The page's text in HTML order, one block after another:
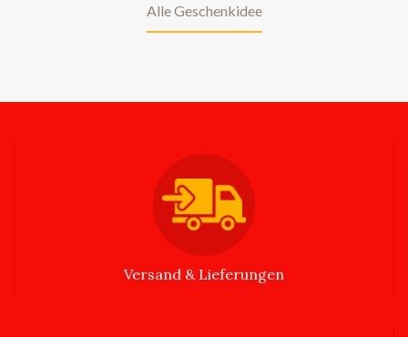
Alle Geschenkidee
Versand & Lieferungen